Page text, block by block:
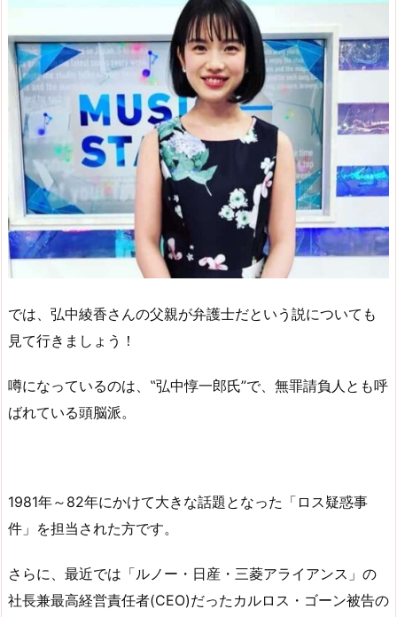
では、弘中綾香さんの父親が弁護士だという説についても
見て行きましょう！
噂になっているのは、‟弘中惇一郎氏”で、無罪請負人とも呼
ばれている頭脳派。
1981年～82年にかけて大きな話題となった「ロス疑惑事
件」を担当された方です。
さらに、最近では「ルノー・日産・三菱アライアンス」の
社長兼最高経営責任者(CEO)だったカルロス・ゴーン被告の